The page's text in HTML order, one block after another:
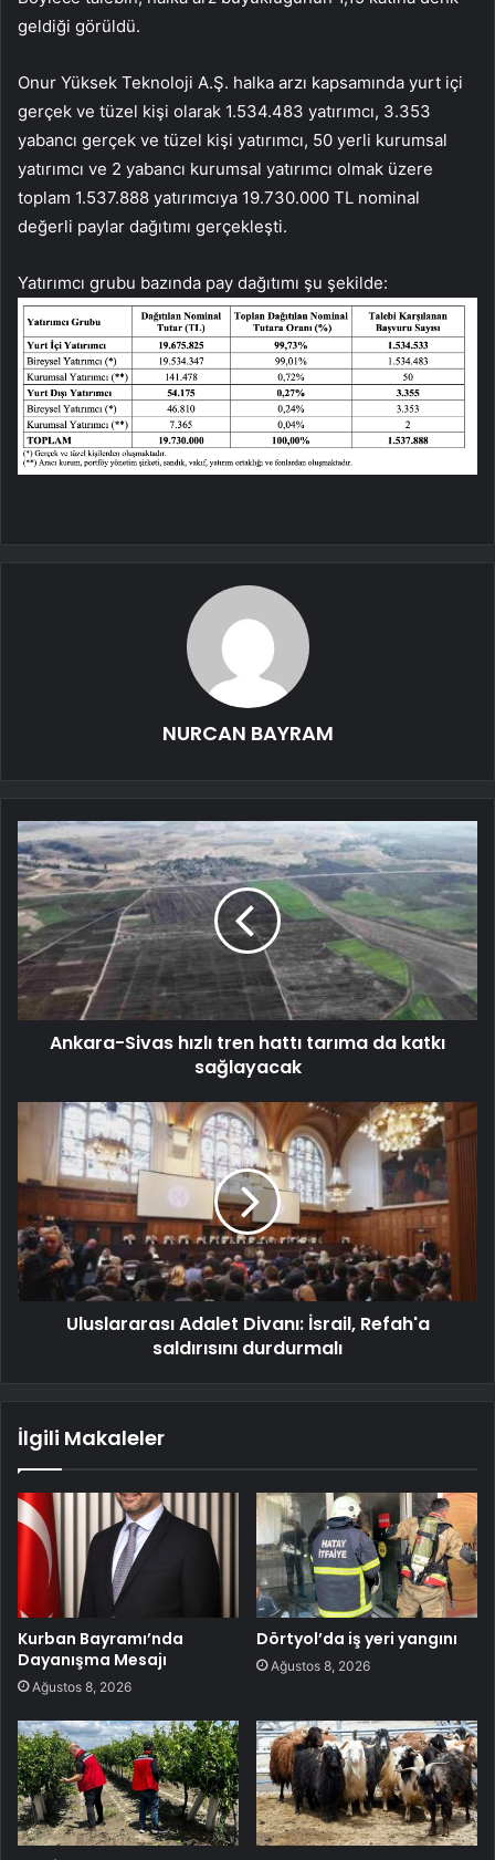
geldiği görüldü.
Onur Yüksek Teknoloji A.Ş. halka arzı kapsamında yurt içi
gerçek ve tüzel kişi olarak 1.534.483 yatırımcı, 3.353
yabancı gerçek ve tüzel kişi yatırımcı, 50 yerli kurumsal
yatırımcı ve 2 yabancı kurumsal yatırımcı olmak üzere
toplam 1.537.888 yatırımcıya 19.730.000 TL nominal
değerli paylar dağıtımı gerçekleşti.
Yatırımcı grubu bazında pay dağıtımı şu şekilde:
NURCAN BAYRAM
Ankara-Sivas hızlı tren hattı tarıma da katkı
sağlayacak
Uluslararası Adalet Divanı: İsrail, Refah'a
saldırısını durdurmalı
İlgili Makaleler
Kurban Bayramı’nda
Dayanışma Mesajı
Ağustos 8, 2026
Dörtyol’da iş yeri yangını
Ağustos 8, 2026